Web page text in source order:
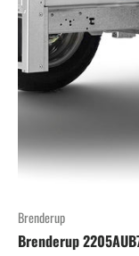
Brenderup
Brenderup